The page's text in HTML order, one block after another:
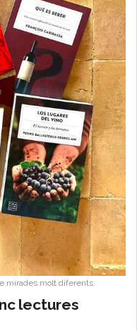
mirades molt diferents.
lectures